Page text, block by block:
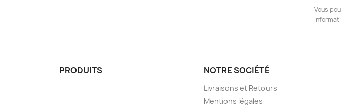
Vous
PRODUITS NOTRE SOCIÉTÉ
Livraisons et Retours
Mentions légales